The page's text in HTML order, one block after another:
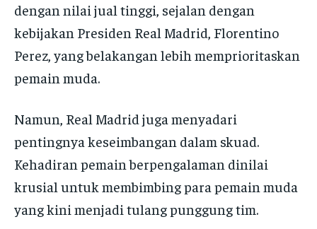
dengan nilai jual tinggi, sejalan dengan
kebijakan Presiden Real Madrid, Florentino
Perez, yang belakangan lebih memprioritaskan
pemain muda.
Namun, Real Madrid juga menyadari
pentingnya keseimbangan dalam skuad.
Kehadiran pemain berpengalaman dinilai
krusial untuk membimbing para pemain muda
yang kini menjadi tulang punggung tim.